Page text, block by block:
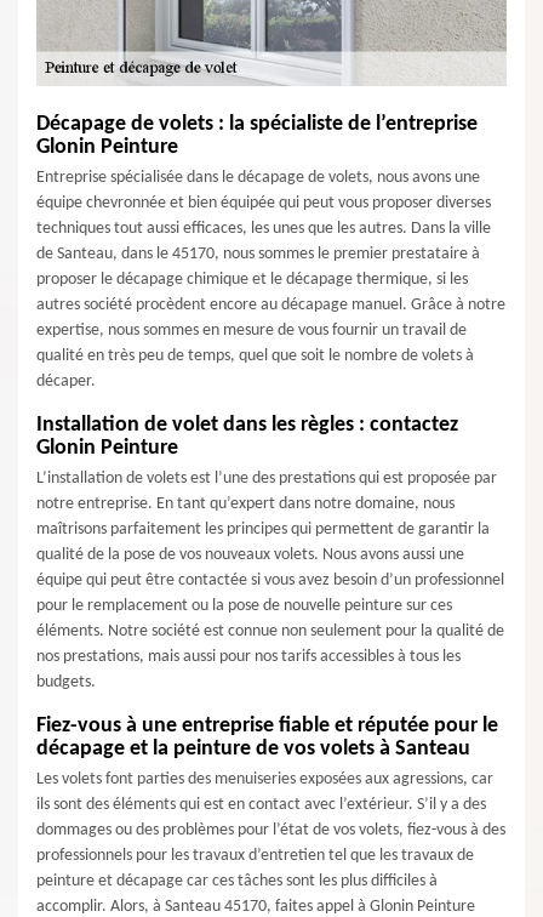
Décapage de volets : la spécialiste de l’entreprise
Glonin Peinture
Entreprise spécialisée dans le décapage de volets, nous avons une
équipe chevronnée et bien équipée qui peut vous proposer diverses
techniques tout aussi efficaces, les unes que les autres. Dans la ville
de Santeau, dans le 45170, nous sommes le premier prestataire à
proposer le décapage chimique et le décapage thermique, si les
autres société procèdent encore au décapage manuel. Grâce à notre
expertise, nous sommes en mesure de vous fournir un travail de
qualité en très peu de temps, quel que soit le nombre de volets à
décaper.
Installation de volet dans les règles : contactez
Glonin Peinture
L’installation de volets est l’une des prestations qui est proposée par
notre entreprise. En tant qu’expert dans notre domaine, nous
maîtrisons parfaitement les principes qui permettent de garantir la
qualité de la pose de vos nouveaux volets. Nous avons aussi une
équipe qui peut être contactée si vous avez besoin d’un professionnel
pour le remplacement ou la pose de nouvelle peinture sur ces
éléments. Notre société est connue non seulement pour la qualité de
nos prestations, mais aussi pour nos tarifs accessibles à tous les
budgets.
Fiez-vous à une entreprise fiable et réputée pour le
décapage et la peinture de vos volets à Santeau
Les volets font parties des menuiseries exposées aux agressions, car
ils sont des éléments qui est en contact avec l’extérieur. S’il y a des
dommages ou des problèmes pour l’état de vos volets, fiez-vous à des
professionnels pour les travaux d’entretien tel que les travaux de
peinture et décapage car ces tâches sont les plus difficiles à
accomplir. Alors, à Santeau 45170, faites appel à Glonin Peinture